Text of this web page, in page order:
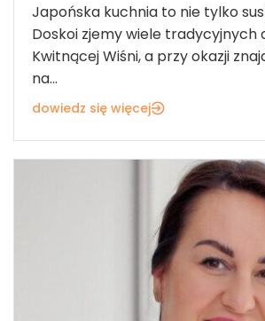
Japońska kuchnia to nie tylko
Doskoi zjemy wiele tradycyjnych
Kwitnącej Wiśni, a przy okazji
na...
dowiedz się więcej